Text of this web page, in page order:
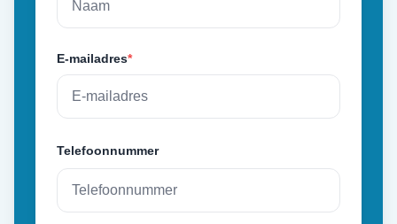
E-mailadres*
Telefoonnummer